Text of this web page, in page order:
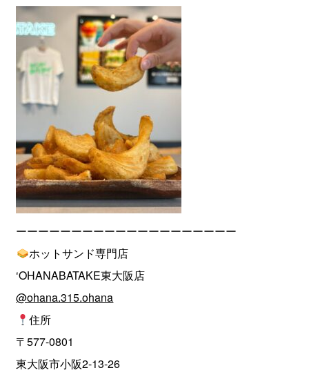
ーーーーーーーーーーーーーーーーーーーー
ホットサンド専門店
‘OHANABATAKE東大阪店
@ohana.315.ohana
住所
〒577-0801
東大阪市小阪2-13-26